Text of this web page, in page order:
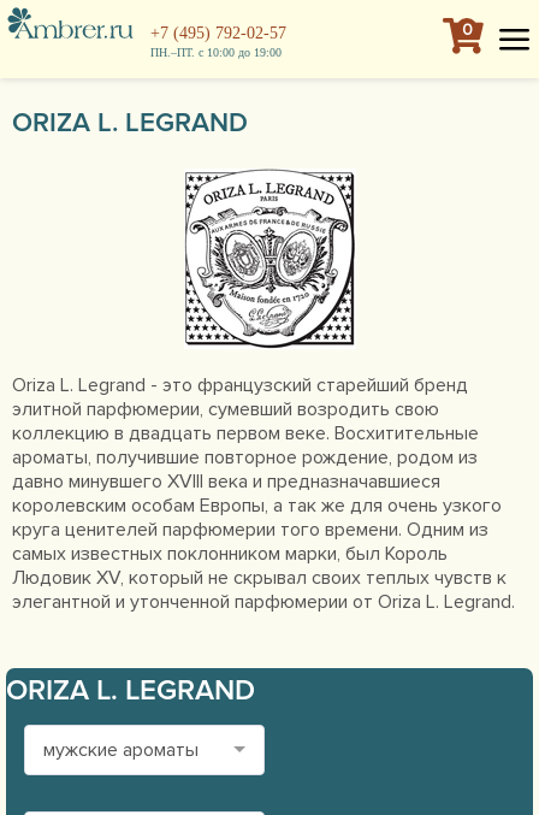
+7 (495) 792-02-57
ПН.–ПТ. с 10:00 до 19:00
0
ORIZA L. LEGRAND
Oriza L. Legrand - это французский старейший бренд
элитной парфюмерии, сумевший возродить свою
коллекцию в двадцать первом веке. Восхитительные
ароматы, получившие повторное рождение, родом из
давно минувшего XVIII века и предназначавшиеся
королевским особам Европы, а так же для очень узкого
круга ценителей парфюмерии того времени. Одним из
самых известных поклонником марки, был Король
Людовик XV, который не скрывал своих теплых чувств к
элегантной и утонченной парфюмерии от Oriza L. Legrand.
ORIZA L. LEGRAND
мужские ароматы